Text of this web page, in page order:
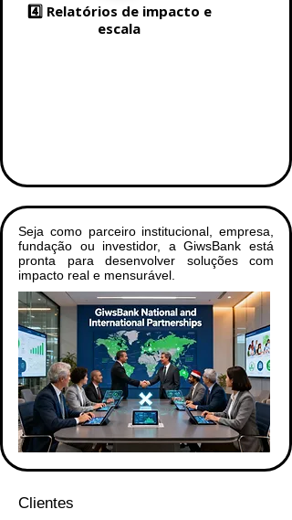
4️⃣ Relatórios de impacto e
escala
Seja como parceiro institucional, empresa,
fundação ou investidor, a GiwsBank está
pronta para desenvolver soluções com
impacto real e mensurável.
Clientes